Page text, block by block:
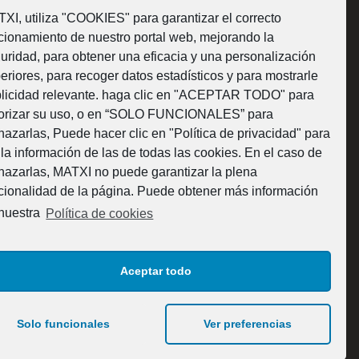
utiliza "COOKIES" para garantizar el correcto
de nuestro portal web, mejorando la
para obtener una eficacia y una personalización
para recoger datos estadísticos y para mostrarle
relevante. haga clic en "ACEPTAR TODO" para
su uso, o en “SOLO FUNCIONALES” para
Puede hacer clic en "Política de privacidad" para
información de las de todas las cookies. En el caso de
MATXI no puede garantizar la plena
de la página. Puede obtener más información
Política de cookies
Aceptar todo
Solo funcionales Ver preferencias
¿Como fabricamos?
Web subvencionada por la Diputación Foral de
Bizkaia